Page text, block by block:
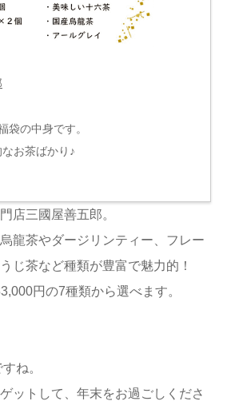
袋の中身です。
お茶ばかり♪
店三國屋善五郎。
龍茶やダージリンティー、フレー
じ茶など種類が豊富で魅力的！
円の7種類から選べます。
ね。
ットして、年末をお過ごしくださ